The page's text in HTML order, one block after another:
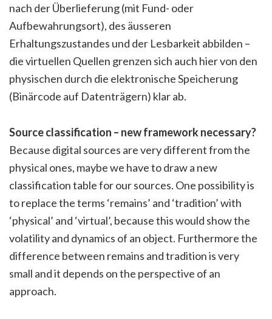
nach der Überlieferung (mit Fund- oder
Aufbewahrungsort), des äusseren
Erhaltungszustandes und der Lesbarkeit abbilden –
die virtuellen Quellen grenzen sich auch hier von den
physischen durch die elektronische Speicherung
(Binärcode auf Datenträgern) klar ab.
Source classification – new framework necessary?
Because digital sources are very different from the
physical ones, maybe we have to draw a new
classification table for our sources. One possibility is
to replace the terms ‘remains’ and ‘tradition’ with
‘physical’ and ‘virtual’, because this would show the
volatility and dynamics of an object. Furthermore the
difference between remains and tradition is very
small and it depends on the perspective of an
approach.